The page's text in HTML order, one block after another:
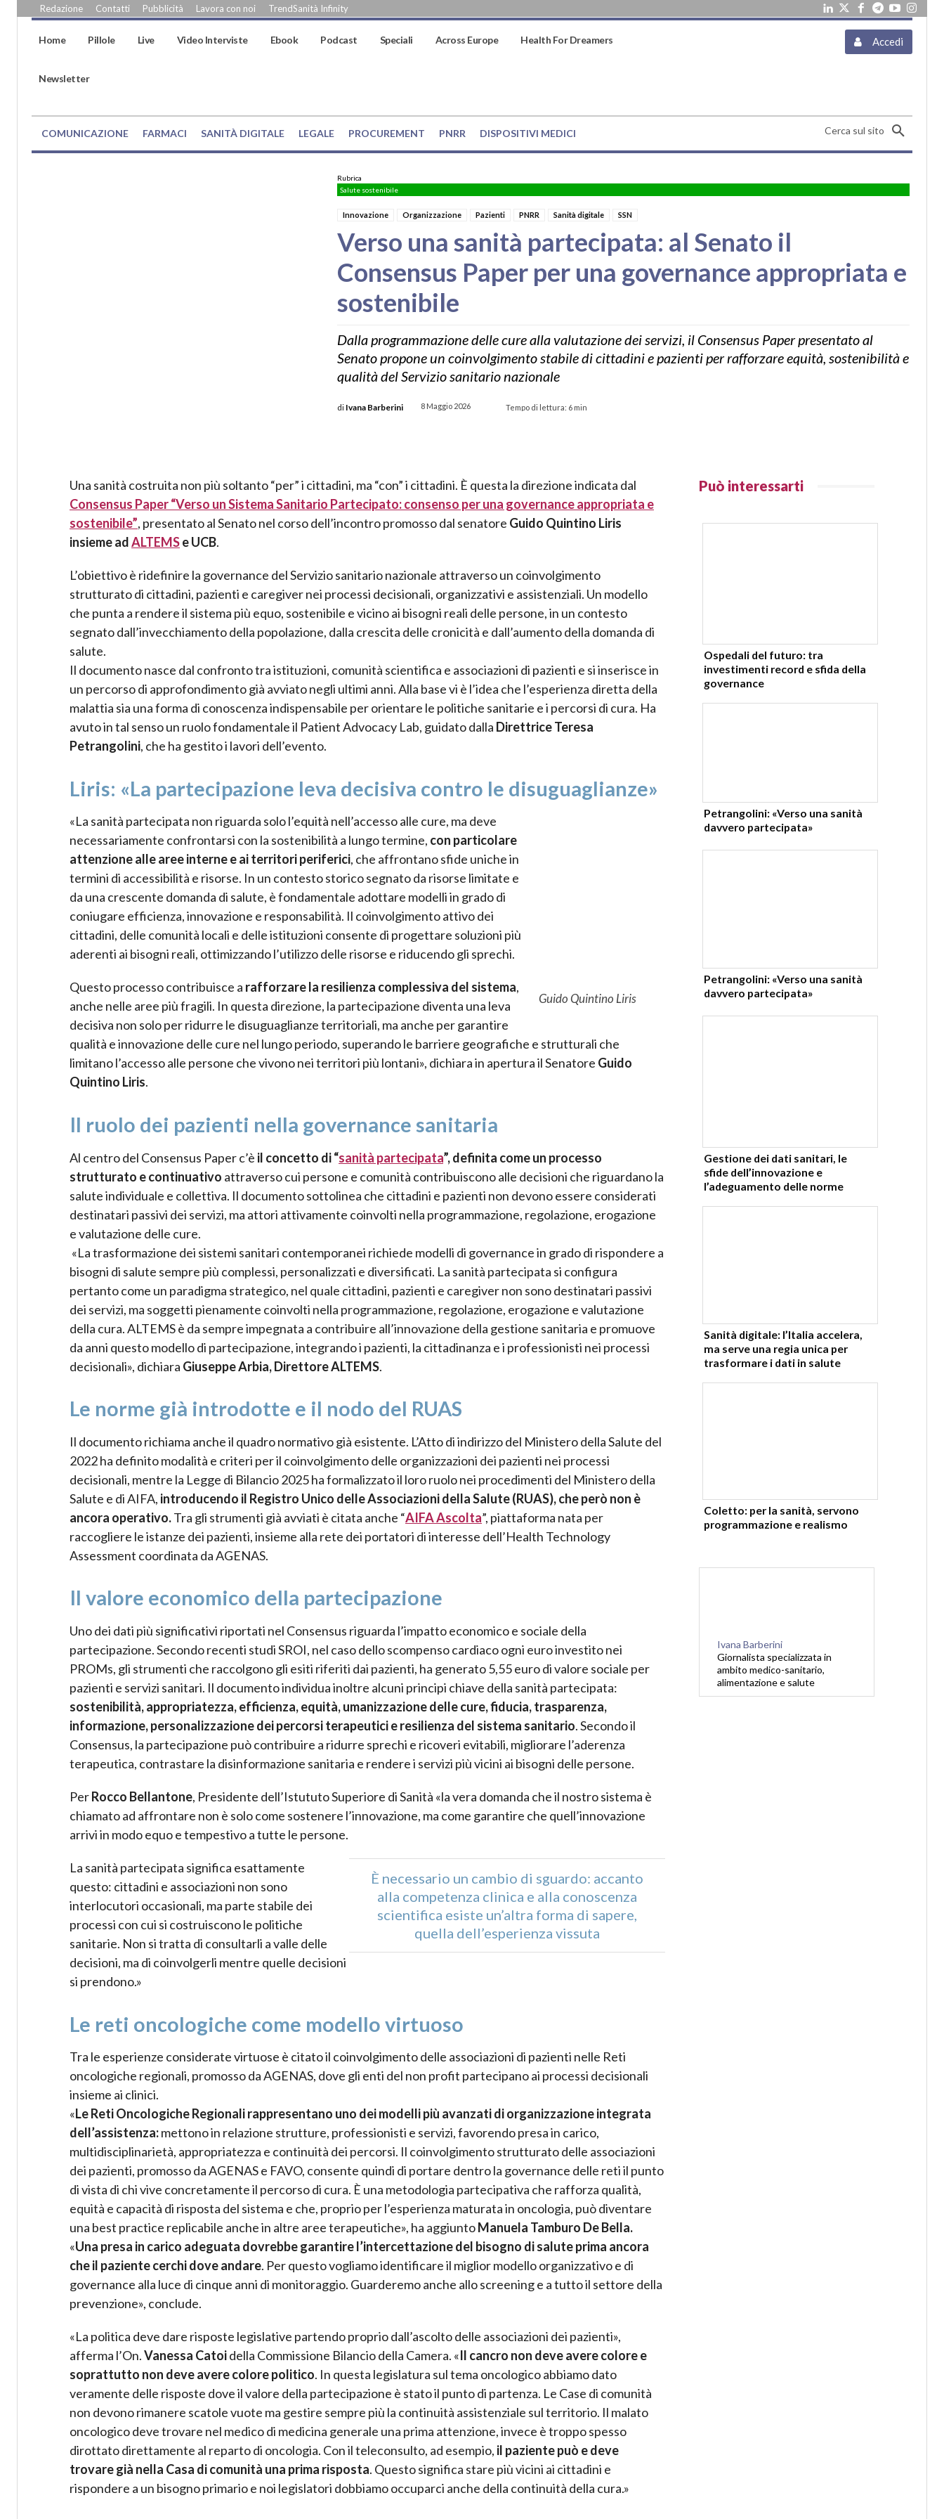
Redazione Contatti Pubblicità Lavora con noi TrendSanità Infinity
Home Pillole Live Video Interviste Ebook Podcast Speciali Across Europe Health For Dreamers
Newsletter
Accedi
COMUNICAZIONE FARMACI SANITÀ DIGITALE LEGALE PROCUREMENT PNRR DISPOSITIVI MEDICI Cerca sul sito
Rubrica
Salute sostenibile
Innovazione Organizzazione Pazienti PNRR Sanità digitale SSN
Verso una sanità partecipata: al Senato il
Consensus Paper per una governance appropriata e
sostenibile
Dalla programmazione delle cure alla valutazione dei servizi, il Consensus Paper presentato al
Senato propone un coinvolgimento stabile di cittadini e pazienti per rafforzare equità, sostenibilità e
qualità del Servizio sanitario nazionale
di Ivana Barberini 8 Maggio 2026 Tempo di lettura: 6 min
Una sanità costruita non più soltanto “per” i cittadini, ma “con” i cittadini. È questa la direzione indicata dal
Consensus Paper “Verso un Sistema Sanitario Partecipato: consenso per una governance appropriata e
sostenibile”, presentato al Senato nel corso dell’incontro promosso dal senatore Guido Quintino Liris
insieme adALTEMSe UCB.
L’obiettivo è ridefinire la governance del Servizio sanitario nazionale attraverso un coinvolgimento
strutturato di cittadini, pazienti e caregiver nei processi decisionali, organizzativi e assistenziali. Un modello
che punta a rendere il sistema più equo, sostenibile e vicino ai bisogni reali delle persone, in un contesto
segnato dall’invecchiamento della popolazione, dalla crescita delle cronicità e dall’aumento della domanda di
salute.
Il documento nasce dal confronto tra istituzioni, comunità scientifica e associazioni di pazienti e si inserisce in
un percorso di approfondimento già avviato negli ultimi anni. Alla base vi è l’idea che l’esperienza diretta della
malattia sia una forma di conoscenza indispensabile per orientare le politiche sanitarie e i percorsi di cura. Ha
avuto in tal senso un ruolo fondamentale il Patient Advocacy Lab, guidato dalla Direttrice Teresa
Petrangolini, che ha gestito i lavori dell’evento.
Liris: «La partecipazione leva decisiva contro le disuguaglianze»
Guido Quintino Liris
«La sanità partecipata non riguarda solo l’equità nell’accesso alle cure, ma deve
necessariamente confrontarsi con la sostenibilità a lungo termine, con particolare
attenzione alle aree interne e ai territori periferici, che affrontano sfide uniche in
termini di accessibilità e risorse. In un contesto storico segnato da risorse limitate e
da una crescente domanda di salute, è fondamentale adottare modelli in grado di
coniugare efficienza, innovazione e responsabilità. Il coinvolgimento attivo dei
cittadini, delle comunità locali e delle istituzioni consente di progettare soluzioni più
aderenti ai bisogni reali, ottimizzando l’utilizzo delle risorse e riducendo gli sprechi.
Questo processo contribuisce a rafforzare la resilienza complessiva del sistema,
anche nelle aree più fragili. In questa direzione, la partecipazione diventa una leva
decisiva non solo per ridurre le disuguaglianze territoriali, ma anche per garantire
qualità e innovazione delle cure nel lungo periodo, superando le barriere geografiche e strutturali che
limitano l’accesso alle persone che vivono nei territori più lontani», dichiara in apertura il Senatore Guido
Quintino Liris.
Il ruolo dei pazienti nella governance sanitaria
Al centro del Consensus Paper c’è il concetto di “sanità partecipata”, definita come un processo
strutturato e continuativo attraverso cui persone e comunità contribuiscono alle decisioni che riguardano la
salute individuale e collettiva. Il documento sottolinea che cittadini e pazienti non devono essere considerati
destinatari passivi dei servizi, ma attori attivamente coinvolti nella programmazione, regolazione, erogazione
e valutazione delle cure.
«La trasformazione dei sistemi sanitari contemporanei richiede modelli di governance in grado di rispondere a
bisogni di salute sempre più complessi, personalizzati e diversificati. La sanità partecipata si configura
pertanto come un paradigma strategico, nel quale cittadini, pazienti e caregiver non sono destinatari passivi
dei servizi, ma soggetti pienamente coinvolti nella programmazione, regolazione, erogazione e valutazione
della cura. ALTEMS è da sempre impegnata a contribuire all’innovazione della gestione sanitaria e promuove
da anni questo modello di partecipazione, integrando i pazienti, la cittadinanza e i professionisti nei processi
decisionali», dichiara Giuseppe Arbia, Direttore ALTEMS.
Le norme già introdotte e il nodo del RUAS
Il documento richiama anche il quadro normativo già esistente. L’Atto di indirizzo del Ministero della Salute del
2022 ha definito modalità e criteri per il coinvolgimento delle organizzazioni dei pazienti nei processi
decisionali, mentre la Legge di Bilancio 2025 ha formalizzato il loro ruolo nei procedimenti del Ministero della
Salute e di AIFA, introducendo il Registro Unico delle Associazioni della Salute (RUAS), che però non è
ancora operativo.Tra gli strumenti già avviati è citata anche “AIFA Ascolta”, piattaforma nata per
raccogliere le istanze dei pazienti, insieme alla rete dei portatori di interesse dell’Health Technology
Assessment coordinata da AGENAS.
Il valore economico della partecipazione
Uno dei dati più significativi riportati nel Consensus riguarda l’impatto economico e sociale della
partecipazione. Secondo recenti studi SROI, nel caso dello scompenso cardiaco ogni euro investito nei
PROMs, gli strumenti che raccolgono gli esiti riferiti dai pazienti, ha generato 5,55 euro di valore sociale per
pazienti e servizi sanitari. Il documento individua inoltre alcuni principi chiave della sanità partecipata:
sostenibilità, appropriatezza, efficienza, equità, umanizzazione delle cure, fiducia, trasparenza,
informazione, personalizzazione dei percorsi terapeutici e resilienza del sistema sanitario. Secondo il
Consensus, la partecipazione può contribuire a ridurre sprechi e ricoveri evitabili, migliorare l’aderenza
terapeutica, contrastare la disinformazione sanitaria e rendere i servizi più vicini ai bisogni delle persone.
PerRocco Bellantone, Presidente dell’Istututo Superiore di Sanità «la vera domanda che il nostro sistema è
chiamato ad affrontare non è solo come sostenere l’innovazione, ma come garantire che quell’innovazione
arrivi in modo equo e tempestivo a tutte le persone.
È necessario un cambio di sguardo: accanto
alla competenza clinica e alla conoscenza
scientifica esiste un’altra forma di sapere,
quella dell’esperienza vissuta
La sanità partecipata significa esattamente
questo: cittadini e associazioni non sono
interlocutori occasionali, ma parte stabile dei
processi con cui si costruiscono le politiche
sanitarie. Non si tratta di consultarli a valle delle
decisioni, ma di coinvolgerli mentre quelle decisioni
si prendono.»
Le reti oncologiche come modello virtuoso
Tra le esperienze considerate virtuose è citato il coinvolgimento delle associazioni di pazienti nelle Reti
oncologiche regionali, promosso da AGENAS, dove gli enti del non profit partecipano ai processi decisionali
insieme ai clinici.
«Le Reti Oncologiche Regionali rappresentano uno dei modelli più avanzati di organizzazione integrata
dell’assistenza:mettono in relazione strutture, professionisti e servizi, favorendo presa in carico,
multidisciplinarietà, appropriatezza e continuità dei percorsi. Il coinvolgimento strutturato delle associazioni
dei pazienti, promosso da AGENAS e FAVO, consente quindi di portare dentro la governance delle reti il punto
di vista di chi vive concretamente il percorso di cura. È una metodologia partecipativa che rafforza qualità,
equità e capacità di risposta del sistema e che, proprio per l’esperienza maturata in oncologia, può diventare
una best practice replicabile anche in altre aree terapeutiche», ha aggiuntoManuela Tamburo De Bella.
«Una presa in carico adeguata dovrebbe garantire l’intercettazione del bisogno di salute prima ancora
che il paziente cerchi dove andare. Per questo vogliamo identificare il miglior modello organizzativo e di
governance alla luce di cinque anni di monitoraggio. Guarderemo anche allo screening e a tutto il settore della
prevenzione», conclude.
«La politica deve dare risposte legislative partendo proprio dall’ascolto delle associazioni dei pazienti»,
afferma l’On.Vanessa Catoidella Commissione Bilancio della Camera. «Il cancro non deve avere colore e
soprattutto non deve avere colore politico. In questa legislatura sul tema oncologico abbiamo dato
veramente delle risposte dove il valore della partecipazione è stato il punto di partenza. Le Case di comunità
non devono rimanere scatole vuote ma gestire sempre più la continuità assistenziale sul territorio. Il malato
oncologico deve trovare nel medico di medicina generale una prima attenzione, invece è troppo spesso
dirottato direttamente al reparto di oncologia. Con il teleconsulto, ad esempio, il paziente può e deve
trovare già nella Casa di comunità una prima risposta. Questo significa stare più vicini ai cittadini e
rispondere a un bisogno primario e noi legislatori dobbiamo occuparci anche della continuità della cura.»
Può interessarti
Ospedali del futuro: tra
investimenti record e sfida della
governance
Petrangolini: «Verso una sanità
davvero partecipata»
Petrangolini: «Verso una sanità
davvero partecipata»
Gestione dei dati sanitari, le
sfide dell’innovazione e
l’adeguamento delle norme
Sanità digitale: l’Italia accelera,
ma serve una regia unica per
trasformare i dati in salute
Coletto: per la sanità, servono
programmazione e realismo
Ivana Barberini
Giornalista specializzata in
ambito medico-sanitario,
alimentazione e salute